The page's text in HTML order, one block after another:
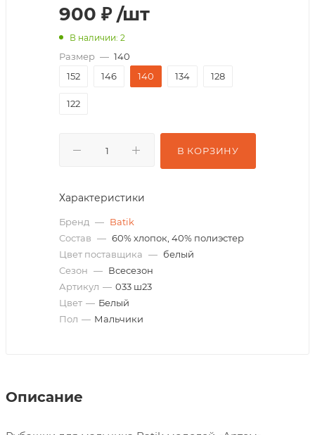
900 ₽ /шт
В наличии: 2
Размер — 140
152
146 140 134 128
122
В КОРЗИНУ
Характеристики
Бренд — Batik
Состав — 60% хлопок, 40% полиэстер
Цвет поставщика — белый
Сезон — Всесезон
Артикул — 033 ш23
Цвет — Белый
Пол — Мальчики
Описание